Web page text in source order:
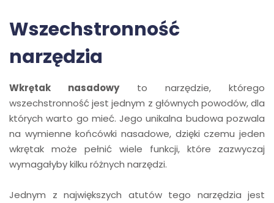
Wszechstronność
narzędzia
Wkrętak nasadowyto narzędzie, którego
wszechstronność jest jednym z głównych powodów, dla
których warto go mieć. Jego unikalna budowa pozwala
na wymienne końcówki nasadowe, dzięki czemu jeden
wkrętak może pełnić wiele funkcji, które zazwyczaj
wymagałyby kilku różnych narzędzi.
Jednym z największych atutów tego narzędzia jest